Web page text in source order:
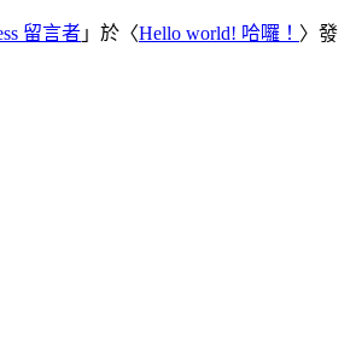
留言者 」於〈Hello world! 哈囉！ 〉發